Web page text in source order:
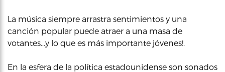
La música siempre arrastra sentimientos y una
canción popular puede atraer a una masa de
votantes…y lo que es más importante jóvenes!.
En la esfera de la política estadounidense son sonados